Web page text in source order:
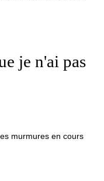
je n'ai pas